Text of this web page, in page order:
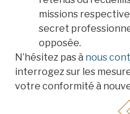
missions
secret
opposée.
N’hésitez pas à nous
interrogez sur les
votre conformité à